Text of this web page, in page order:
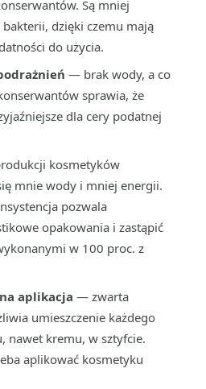
Są mniej
dzięki czemu mają
do użycia.
— brak wody, a co
sprawia, że
dla cery podatnej
kosmetyków
mnie wody i mniej energii.
pozwala
opakowania i zastąpić
w 100 proc. z
aplikacja — zwarta
umieszczenie każdego
nawet kremu, w sztyfcie.
aplikować kosmetyku